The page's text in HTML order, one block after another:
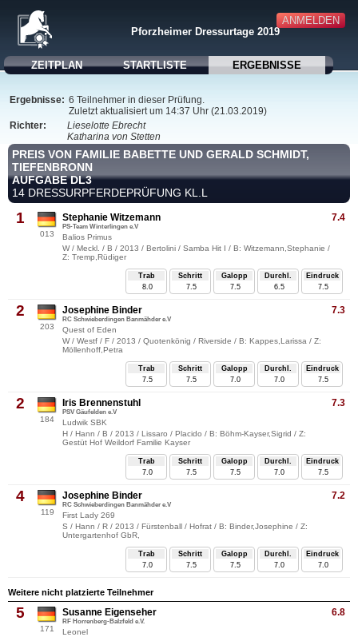
ANMELDEN
Pforzheimer Dressurtage 2019
ZEITPLAN STARTLISTE ERGEBNISSE
Ergebnisse: 6 Teilnehmer in dieser Prüfung.
Zuletzt aktualisiert um 14:37 Uhr (21.03.2019)
Richter:
Lieselotte Ebrecht
Katharina von Stetten
PREIS VON FAMILIE BABETTE UND GERALD SCHMIDT,
TIEFENBRONN
AUFGABE DL3
14 DRESSURPFERDEPRÜFUNG KL.L
1
013
7.4
Stephanie Witzemann
PS-Team Winterlingen e.V
Balios Primus
W / Meckl. / B / 2013 / Bertolini / Samba Hit I / B: Witzemann,Stephanie /
Z: Tremp,Rüdiger
Eindruck
7.5
Durchl.
6.5
Galopp
7.5
Schritt
7.5
Trab
8.0
2
203
7.3
Josephine Binder
RC Schwieberdingen Banmähder e.V
Quest of Eden
W / Westf / F / 2013 / Quotenkönig / Riverside / B: Kappes,Larissa / Z:
Möllenhoff,Petra
Eindruck
7.5
Durchl.
7.0
Galopp
7.0
Schritt
7.5
Trab
7.5
2
184
7.3
Iris Brennenstuhl
PSV Gäufelden e.V
Ludwik SBK
H / Hann / B / 2013 / Lissaro / Placido / B: Böhm-Kayser,Sigrid / Z:
Gestüt Hof Weildorf Familie Kayser
Eindruck
7.5
Durchl.
7.0
Galopp
7.5
Schritt
7.5
Trab
7.0
4
119
7.2
Josephine Binder
RC Schwieberdingen Banmähder e.V
First Lady 269
S / Hann / R / 2013 / Fürstenball / Hofrat / B: Binder,Josephine / Z:
Untergartenhof GbR,
Eindruck
7.0
Durchl.
7.0
Galopp
7.5
Schritt
7.5
Trab
7.0
Weitere nicht platzierte Teilnehmer
5
171
6.8
Susanne Eigenseher
RF Horrenberg-Balzfeld e.V.
Leonel